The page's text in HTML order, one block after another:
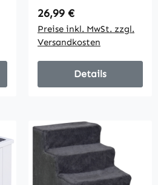
Kleine Hunde
Katzentreppe mit
Sisal Kratzbäumen,
Spielball
Regulärer Preis:
26,99 €
Preise inkl. MwSt. zzgl.
Versandkosten
Details